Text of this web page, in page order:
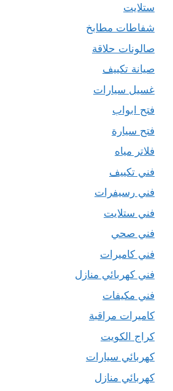
ستلايت
شفاطات مطابخ
صالونات حلاقة
صيانة تكييف
غسيل سيارات
فتح ابواب
فتح سيارة
فلاتر مياه
فني تكييف
فني رسيفرات
فني ستلايت
فني صحي
فني كاميرات
فني كهربائي منازل
فني مكيفات
كاميرات مراقبة
كراج الكويت
كهربائي سيارات
كهربائي منازل